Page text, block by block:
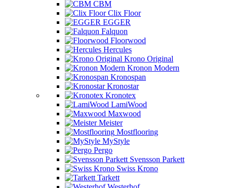
CBM
Clix Floor
EGGER
Falquon
Floorwood
Hercules
Krono Original
Kronon Modern
Kronospan
Kronostar
Kronotex
LamiWood
Maxwood
Meister
Mostflooring
MyStyle
Pergo
Svensson Parkett
Swiss Krono
Tarkett